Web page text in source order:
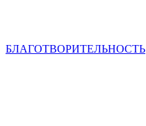
БЛАГОТВОРИТЕЛЬНОСТЬ